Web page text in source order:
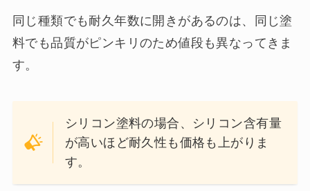
同じ種類でも耐久年数に開きがあるのは、同じ塗
料でも品質がピンキリのため値段も異なってきま
す。
シリコン塗料の場合、シリコン含有量
が高いほど耐久性も価格も上がりま
す。